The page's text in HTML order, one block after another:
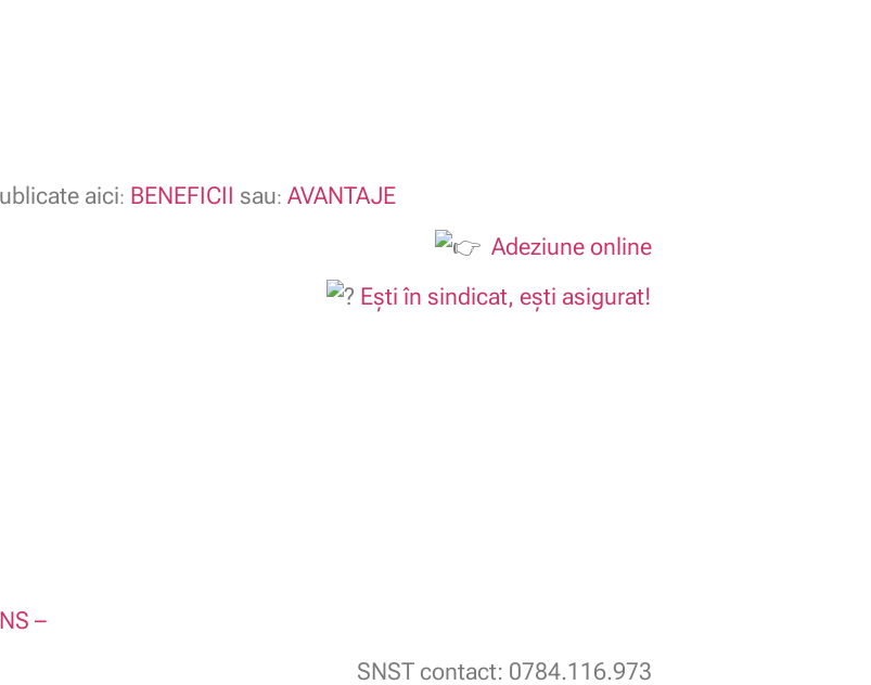
aici: BENEFICII sau: AVANTAJE
Adeziune online
Ești în sindicat, ești asigurat!
–
SNST contact: 0784.116.973